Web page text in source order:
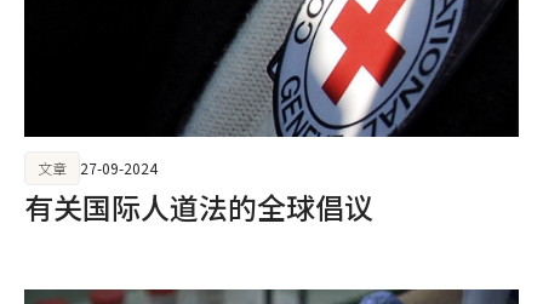
有关国际人道法的全球倡议
文章 27-09-2024